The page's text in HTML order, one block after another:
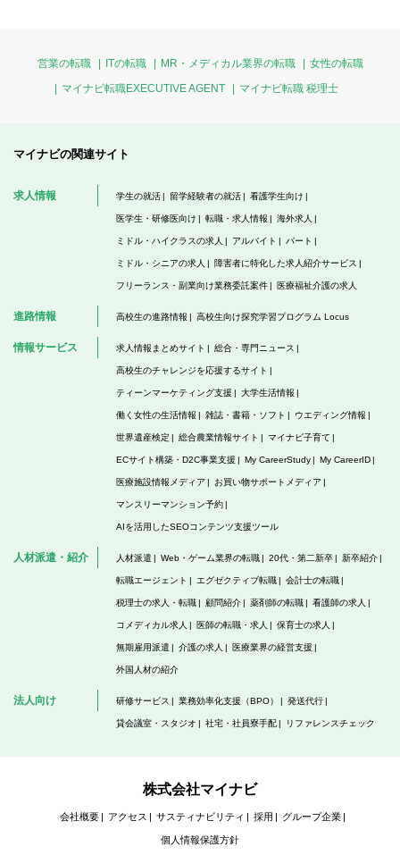
営業の転職 ITの転職 MR・メディカル業界の転職
女性の転職
マイナビ転職EXECUTIVE AGENT
マイナビ転職 税理士
マイナビの関連サイト
求人情報 学生の就活 留学経験者の就活 看護学生向け
医学生・研修医向け 転職・求人情報 海外求人
ミドル・ハイクラスの求人 アルバイト パート
ミドル・シニアの求人 障害者に特化した求人紹介サービス
フリーランス・副業向け業務委託案件 医療福祉介護の求人
進路情報 高校生の進路情報 高校生向け探究学習プログラム Locus
情報サービス 求人情報まとめサイト 総合・専門ニュース
高校生のチャレンジを応援するサイト
ティーンマーケティング支援 大学生活情報
働く女性の生活情報 雑誌・書籍・ソフト ウエディング情報
世界遺産検定 総合農業情報サイト マイナビ子育て
ECサイト構築・D2C事業支援 My CareerStudy My CareerID
医療施設情報メディア お買い物サポートメディア
マンスリーマンション予約
AIを活用したSEOコンテンツ支援ツール
人材派遣・紹介 人材派遣 Web・ゲーム業界の転職 20代・第二新卒 新卒紹介
転職エージェント エグゼクティブ転職 会計士の転職
税理士の求人・転職 顧問紹介 薬剤師の転職 看護師の求人
コメディカル求人 医師の転職・求人 保育士の求人
無期雇用派遣 介護の求人 医療業界の経営支援
外国人材の紹介
法人向け 研修サービス 業務効率化支援（BPO） 発送代行
貸会議室・スタジオ 社宅・社員寮手配 リファレンスチェック
株式会社マイナビ
会社概要 アクセス サスティナビリティ 採用 グループ企業
個人情報保護方針